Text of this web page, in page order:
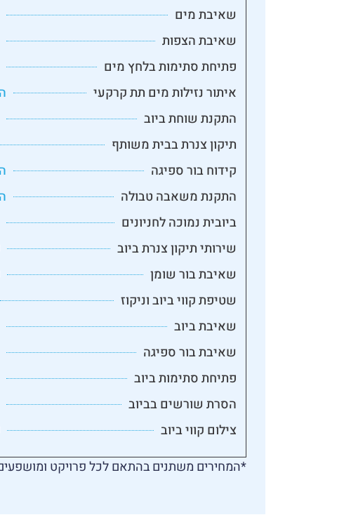
שאיבת מים
שאיבת הצפות
פתיחת סתימות בלחץ מים
איתור נזילות מים תת קרקעי
התקנת שוחת ביוב
תיקון צנרת בבית משותף
קידוח בור ספיגה
התקנת משאבה טבולה
ביובית נמוכה לחניונים
שירותי תיקון צנרת ביוב
שאיבת בור שומן
שטיפת קווי ביוב וניקוז
שאיבת ביוב
שאיבת בור ספיגה
פתיחת סתימות ביוב
הסרת שורשים בביוב
צילום קווי ביוב
*המחירים משתנים בהתאם לכל פרויקט